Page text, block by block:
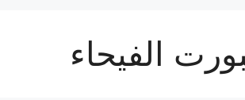
الفيحاء